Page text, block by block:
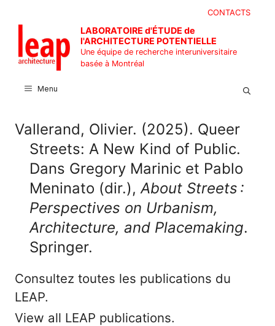
contenu
CONTACTS
LABORATOIRE d'ÉTUDE de
l'ARCHITECTURE POTENTIELLE
Une équipe de recherche interuniversitaire
basée à Montréal
Menu
Vallerand, Olivier. (2025). Queer
Streets: A New Kind of Public.
Dans Gregory Marinic et Pablo
Meninato (dir.), About Streets :
Perspectives on Urbanism,
Architecture, and Placemaking.
Springer.
Consultez toutes les publications du
LEAP.
View all LEAP publications.